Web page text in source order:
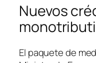
Nuevos
El paquete de